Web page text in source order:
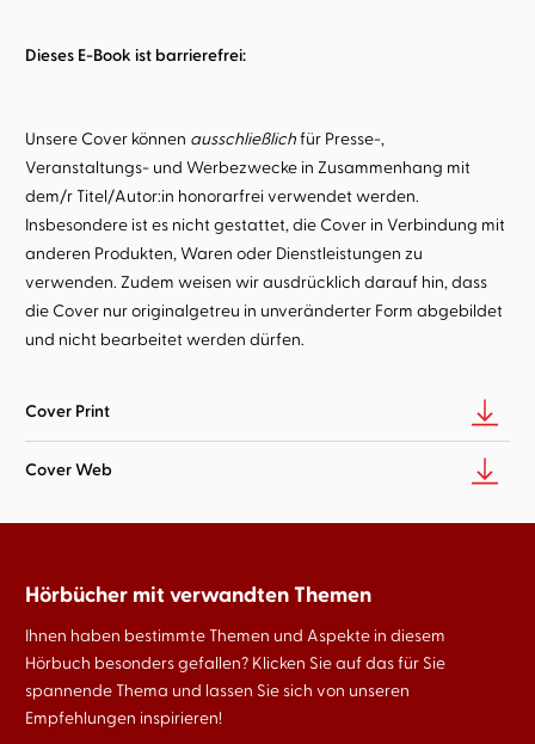
Dieses E-Book ist barrierefrei:
Unsere Cover können ausschließlichfür Presse-,
Veranstaltungs- und Werbezwecke in Zusammenhang mit
dem/r Titel/Autor:in honorarfrei verwendet werden.
Insbesondere ist es nicht gestattet, die Cover in Verbindung mit
anderen Produkten, Waren oder Dienstleistungen zu
verwenden. Zudem weisen wir ausdrücklich darauf hin, dass
die Cover nur originalgetreu in unveränderter Form abgebildet
und nicht bearbeitet werden dürfen.
Cover Print
Cover Web
Hörbücher mit verwandten Themen
Ihnen haben bestimmte Themen und Aspekte in diesem
Hörbuch besonders gefallen? Klicken Sie auf das für Sie
spannende Thema und lassen Sie sich von unseren
Empfehlungen inspirieren!